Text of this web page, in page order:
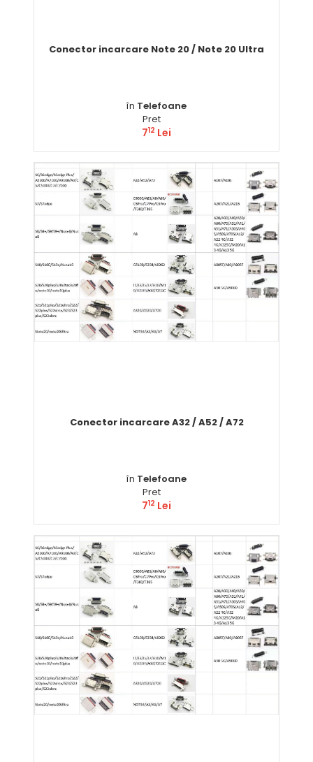
Conector incarcare Note 20 / Note 20 Ultra
în Telefoane
Pret
712 Lei
Comandă
Conector incarcare A32 / A52 / A72
în Telefoane
Pret
712 Lei
Comandă